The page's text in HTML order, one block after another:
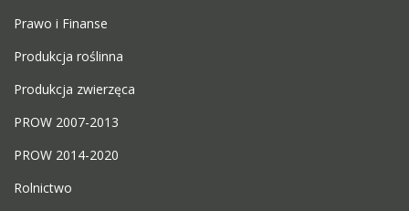
Prawo i Finanse
Produkcja roślinna
Produkcja zwierzęca
PROW 2007-2013
PROW 2014-2020
Rolnictwo